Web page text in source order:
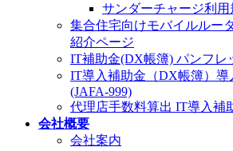
サンダーチャージ利用
集合住宅向けモバイルル
紹介ページ
IT補助金(DX帳簿) パンフレ
IT導入補助金（DX帳簿）
(JAFA-999)
代理店手数料算出 IT導入補
会社概要
会社案内